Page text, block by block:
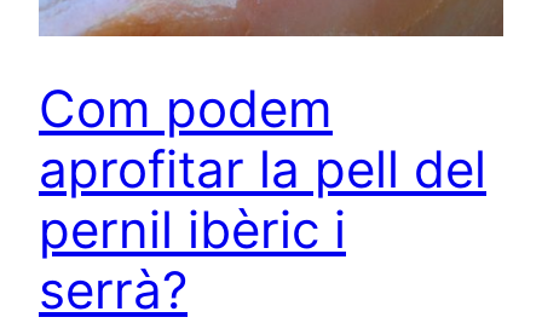
Com podem
aprofitar la pell del
pernil ibèric i
serrà?